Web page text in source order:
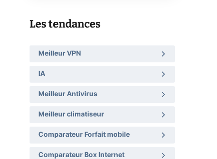
Les tendances
Meilleur VPN
IA
Meilleur Antivirus
Meilleur climatiseur
Comparateur Forfait mobile
Comparateur Box Internet